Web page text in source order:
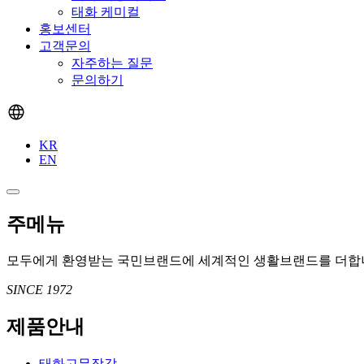
태화 케미컬
홍보센터
고객문의
자주하는 질문
문의하기
KR
EN
주메뉴
모두에게 환영받는 국민브랜드에 세계적인 생활브랜드를 더합
SINCE 1972
제품안내